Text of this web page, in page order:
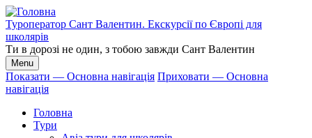
Перейти
до
основного
вмісту
Туроператор Сант Валентин. Екскурсії по Європі для
школярів
Ти в дорозі не один, з тобою завжди Сант Валентин
Menu
Основна
навігація
Показати — Основна навігація Приховати — Основна
навігація
Головна
Тури